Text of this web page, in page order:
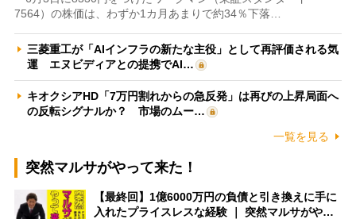
7564）の株価は、わずか1カ月あまりで約34％下落…
三菱重工が「AIインフラの新たな主役」として再評価される気
運 エヌビディアとの提携でAI…
キオクシアHD「7万円割れからの急反発」は再びの上昇局面へ
の反転シグナルか？ 市場のムー…
一覧を見る
突然マルサがやって来た！
【最終回】1億6000万円の負債と引き換えに手に
入れたプライスレスな経験 ｜ 突然マルサがや…